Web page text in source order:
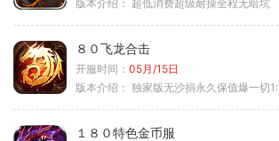
版本介绍： 超低消费超级耐操全程无暗坑
８０飞龙合击
开服时间： 05月/15日
版本介绍： 独家版无沙捐永久保值爆一切
１８０特色金币服